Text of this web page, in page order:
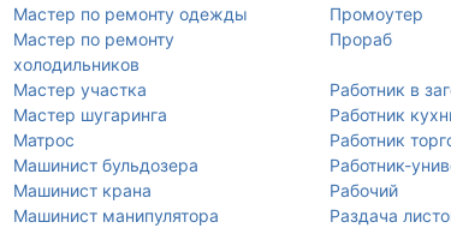
Мастер по ремонту одежды
Мастер по ремонту
холодильников
Мастер участка
Мастер шугаринга
Матрос
Машинист бульдозера
Машинист крана
Машинист манипулятора
Промоутер
Прораб
Работник в
Работник
Работник
Работник-
Рабочий
Раздача